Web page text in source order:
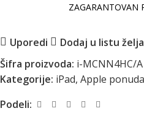
ZAGARANTOVAN
Uporedi
Dodaj u listu želja
Šifra proizvoda: i-MCNN4HC/A
Kategorije: iPad, Apple ponuda
Podeli: